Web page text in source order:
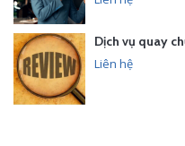
Dịch vụ quay
Liên hệ